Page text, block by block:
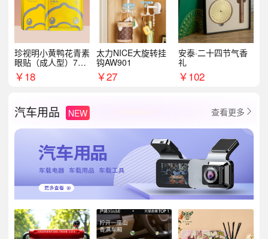
珍视明小黄鸭花青素
眼贴（成人型）7对/
盒
￥18
太力NICE大旋转挂
钩AW901
￥27
安泰·二十四节气香
礼
￥102
汽车用品 NEW 查看更多 